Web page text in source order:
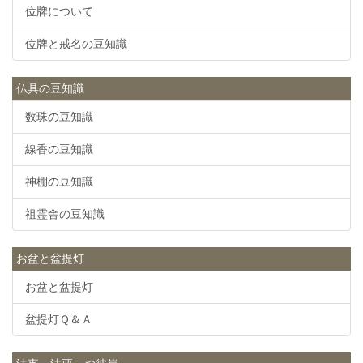
位牌について
位牌と戒名の豆知識
仏具の豆知識
数珠の豆知識
線香の豆知識
神棚の豆知識
祖霊舎の豆知識
お盆と盆提灯
お盆と盆提灯
盆提灯Ｑ＆Ａ